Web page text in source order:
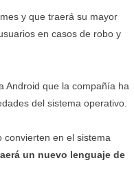
y que traerá su mayor
en casos de robo y
Android que la compañía ha
del sistema operativo.
convierten en el sistema
un nuevo lenguaje de